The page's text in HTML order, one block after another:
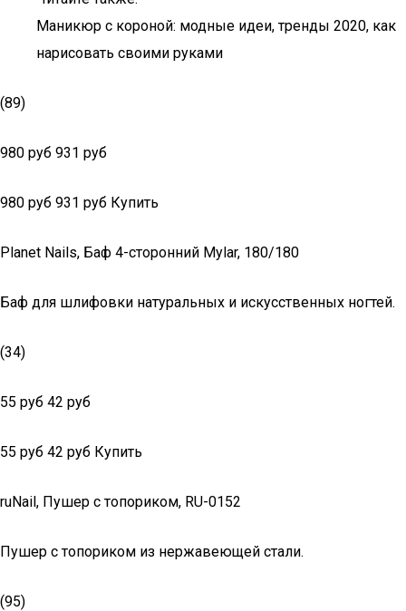
Маникюр с короной: модные идеи, тренды 2020, как
нарисовать своими руками
(89)
980 руб 931 руб
980 руб 931 руб Купить
Planet Nails, Баф 4-сторонний Mylar, 180/180
Баф для шлифовки натуральных и искусственных ногтей.
(34)
55 руб 42 руб
55 руб 42 руб Купить
ruNail, Пушер с топориком, RU-0152
Пушер с топориком из нержавеющей стали.
(95)